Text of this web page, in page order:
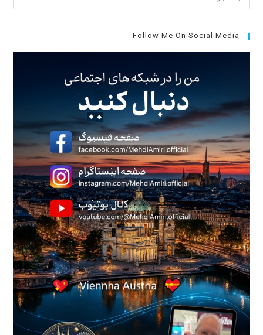
کلید
Follow Me On Social Media